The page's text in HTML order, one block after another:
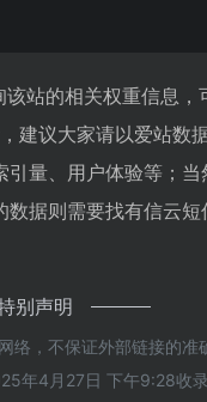
站的相关权重信息，
建议大家请以爱站数
量、用户体验等；
据则需要找有信云
别声明
，不保证外部链接的准
年4月27日 下午9:28收